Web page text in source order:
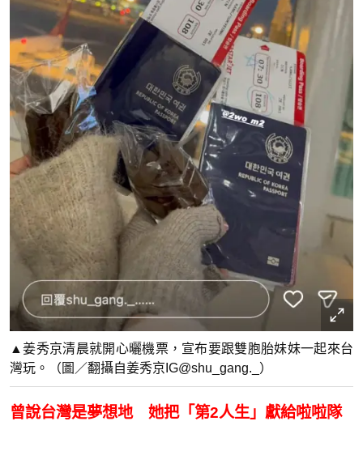
▲姜秀京清晨就開心曬機票，宣布要跟雙胞胎妹妹一起來台
灣玩。（圖／翻攝自姜秀京IG@shu_gang._）
曾說台灣是夢想地 她把「第2人生」獻給啦啦隊